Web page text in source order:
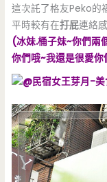
這次託了格友Peko的
平時較有在打屁連絡
(冰妹.桶子妹~你們兩
你們哦~我還是很愛